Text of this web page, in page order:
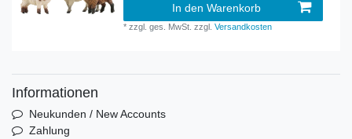
In den Warenkorb
*zzgl. ges. MwSt. zzgl.Versandkosten
Informationen
Neukunden / New Accounts
Zahlung